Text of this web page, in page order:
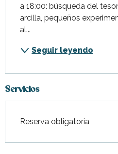
a 18:00: búsqueda del
arcilla, pequeños
al...
Seguir leyendo
Servicios
Reserva obligatoria